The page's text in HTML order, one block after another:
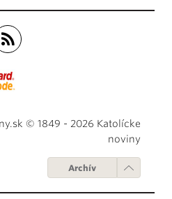
© 1849 - 2026 Katolícke
noviny
Archív